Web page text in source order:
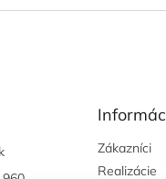
Zákazníci
Realizácie